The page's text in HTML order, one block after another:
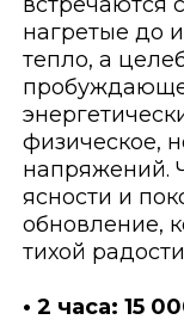
нагретые до
тепло, а
физическое,
напряжений.
ясности и
обновление,
тихой
• 2 часа: 15